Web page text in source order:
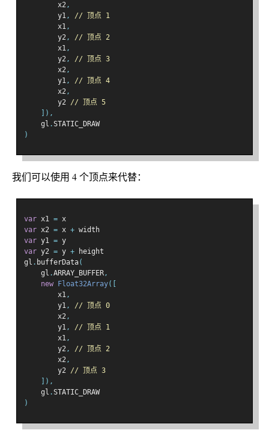
        x2
,
        y1
,
// 顶点 1
        x1
,
        y2
,
// 顶点 2
        x1
,
        y2
,
// 顶点 3
        x2
,
        y1
,
// 顶点 4
        x2
,
        y2
// 顶点 5
]),
    gl
.STATIC_DRAW
)
我们可以使用 4 个顶点来代替：
var x1 = x
var x2 = x + width
var y1 = y
var y2 = y + height
gl . bufferData(
    gl
.ARRAY_BUFFER,
new
Float32Array([
        x1
,
        y1
,
// 顶点 0
        x2
,
        y1
,
// 顶点 1
        x1
,
        y2
,
// 顶点 2
        x2
,
        y2
// 顶点 3
]),
    gl
.STATIC_DRAW
)